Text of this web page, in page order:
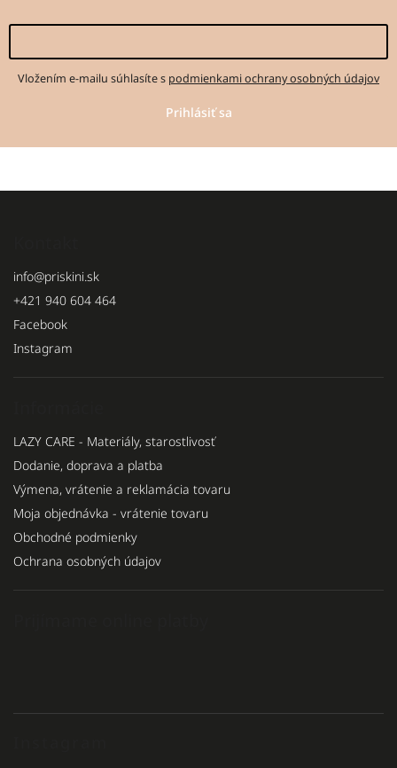
Vložením e-mailu súhlasíte s podmienkami ochrany osobných údajov
Prihlásiť sa
info@priskini.sk
+421 940 604 464
Facebook
Instagram
LAZY CARE - Materiály, starostlivosť
Dodanie, doprava a platba
Výmena, vrátenie a reklamácia tovaru
Moja objednávka - vrátenie tovaru
Obchodné podmienky
Ochrana osobných údajov